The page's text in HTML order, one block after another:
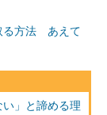
る方法 あえて
」と諦める理